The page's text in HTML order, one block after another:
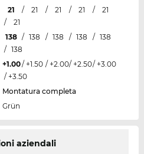
21 / 21 / 21 / 21 /
21
/
21
138 / 138 / 138 / 138 / 138
/ 138
+1.00/ +1.50 / +2.00/ +2.50/ +3.00
/ +3.50
Montatura completa
Grün
aziendali